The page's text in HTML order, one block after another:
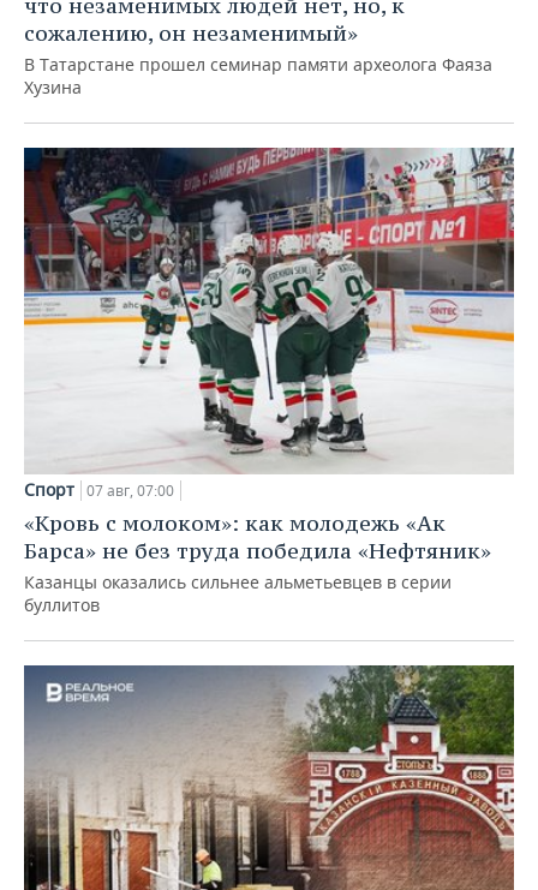
сожалению, он незаменимый»
В Татарстане прошел семинар памяти археолога Фаяза
Хузина
Спорт 07 авг, 07:00
«Кровь с молоком»: как молодежь «Ак
Барса» не без труда победила «Нефтяник»
Казанцы оказались сильнее альметьевцев в серии
буллитов